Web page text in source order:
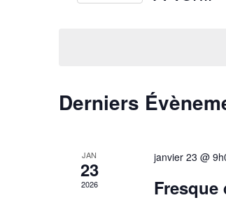
navigation
vues
Évènements
Derniers
JAN
23
2026
janvier 23 @
Fresque